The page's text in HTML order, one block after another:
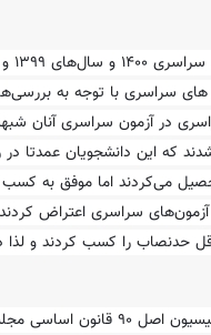
آزمون های سراسری با توجه به
در آزمون‌ سراسری آنان
که این دانشجویان عمدتا
می‌کردند اما موفق به
سراسری اعتراض
های مجدد بعدی در اردیبهشت ماه ۱۴۰۱ حداقل حدنصاب را کسب
پس از آن داوطلبان مذکور با پیگیری‌های مکرر از اعضای